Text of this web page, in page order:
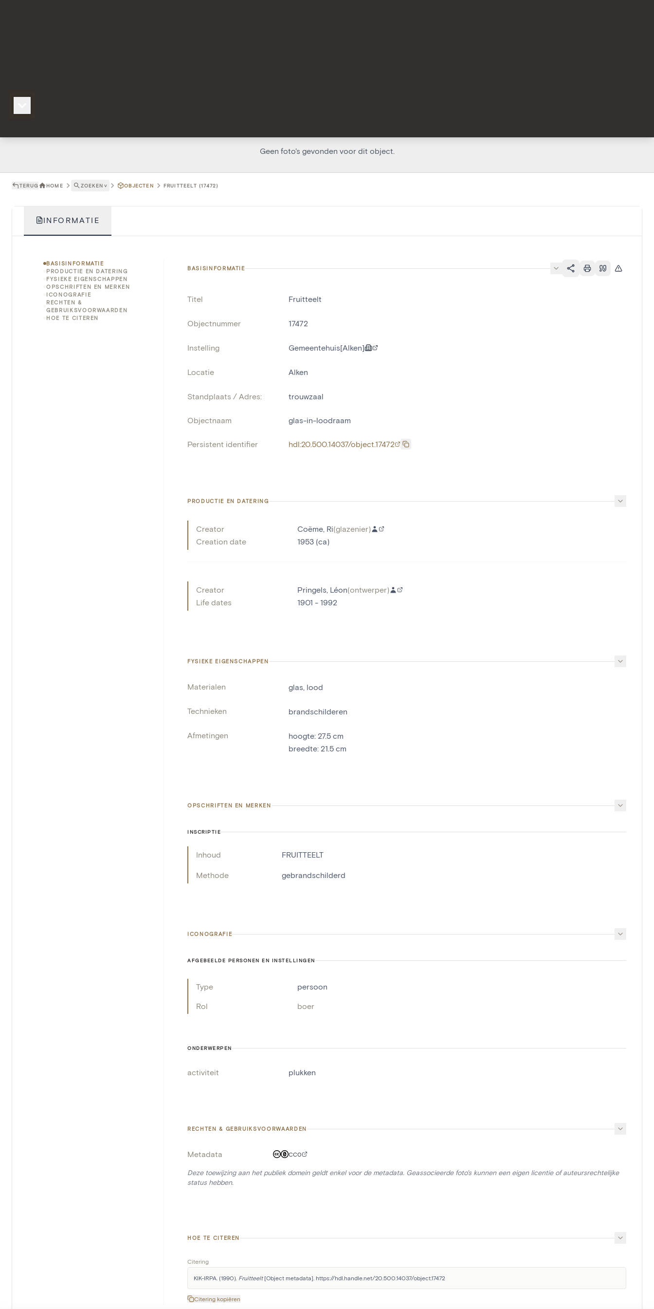
Geen foto's gevonden voor dit object.
TERUG HOME ZOEKEN ˅ OBJECTEN FRUITTEELT (17472)
INFORMATIE
BASISINFORMATIE
PRODUCTIE EN DATERING
FYSIEKE EIGENSCHAPPEN
OPSCHRIFTEN EN MERKEN
ICONOGRAFIE
RECHTEN &
GEBRUIKSVOORWAARDEN
HOE TE CITEREN
BASISINFORMATIE
Titel Fruitteelt
Objectnummer 17472
Instelling Gemeentehuis[Alken]
Locatie Alken
Standplaats / Adres: trouwzaal
Objectnaam glas-in-loodraam
Persistent identifier hdl:20.500.14037/object.17472
PRODUCTIE EN DATERING
Creator Coëme, Ri(glazenier)
Creation date
1953 (ca)
Creator Pringels, Léon(ontwerper)
Life dates
1901 - 1992
FYSIEKE EIGENSCHAPPEN
Materialen glas, lood
Technieken brandschilderen
Afmetingen hoogte: 27.5 cm
breedte: 21.5 cm
OPSCHRIFTEN EN MERKEN
INSCRIPTIE
Inhoud FRUITTEELT
Methode gebrandschilderd
ICONOGRAFIE
AFGEBEELDE PERSONEN EN INSTELLINGEN
Type persoon
Rol boer
ONDERWERPEN
activiteit plukken
RECHTEN & GEBRUIKSVOORWAARDEN
Metadata CC0
Deze toewijzing aan het publiek domein geldt enkel voor de metadata. Geassocieerde foto's kunnen een eigen licentie of auteursrechtelijke
status hebben.
HOE TE CITEREN
Citering
KIK-IRPA. (1990). Fruitteelt [Object metadata]. https://hdl.handle.net/20.500.14037/object.17472
Citering kopiëren